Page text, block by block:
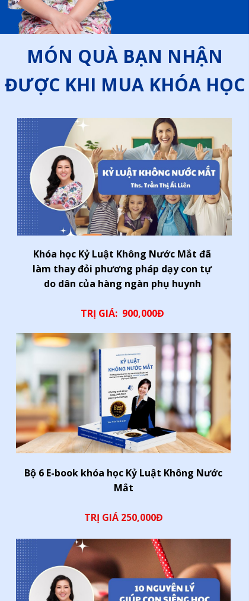
MÓN QUÀ BẠN NHẬN
ĐƯỢC KHI MUA KHÓA HỌC
Khóa học Kỷ Luật Không Nước Mắt đã
làm thay đỏi phương pháp dạy con tự
do dân của hàng ngàn phụ huynh
TRỊ GIÁ: 900,000Đ
Bộ 6 E-book khóa học Kỷ Luật Không Nước
Mắt
TRỊ GIÁ 250,000Đ